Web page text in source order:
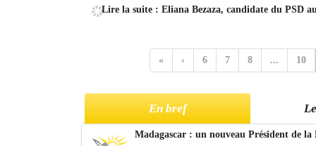
Lire la suite : Eliana Bezaza, candidate du PSD
« ‹ 6 7 8 ... 10
En bref
Madagascar : un nouveau Président de